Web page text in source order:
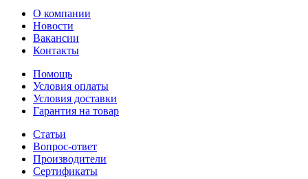
О компании
Новости
Вакансии
Контакты
Помощь
Условия оплаты
Условия доставки
Гарантия на товар
Статьи
Вопрос-ответ
Производители
Сертификаты